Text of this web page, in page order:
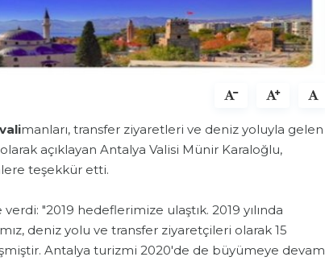
valimanları, transfer ziyaretleri ve deniz yoluyla gelen
açıklayan Antalya Valisi Münir Karaloğlu,
teşekkür etti.
"2019 hedeflerimize ulaştık. 2019 yılında
deniz yolu ve transfer ziyaretçileri olarak 15
Antalya turizmi 2020'de de büyümeye devam